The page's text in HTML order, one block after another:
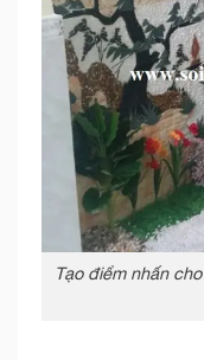
Tạo điểm nhấn